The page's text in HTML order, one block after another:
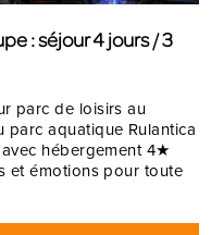
: séjour 4 jours / 3
parc de loisirs au
aquatique Rulantica
hébergement 4★
et émotions pour toute